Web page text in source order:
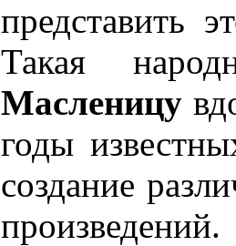
представить
Такая
Масленицу
годы
создание